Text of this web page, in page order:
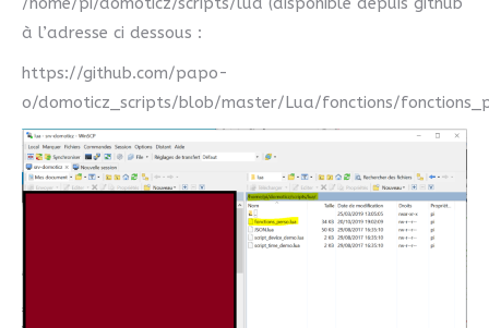
à l’adresse ci dessous :
https://github.com/papo-
o/domoticz_scripts/blob/master/Lua/fonctions/